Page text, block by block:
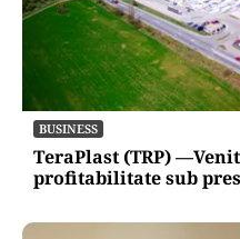
BUSINESS
TeraPlast (TRP)
profitabilitate sub